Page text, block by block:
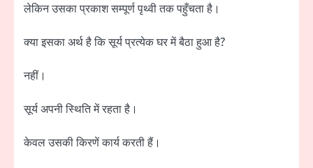
लेकिन उसका प्रकाश सम्पूर्ण पृथ्वी तक पहुँचता है।
क्या इसका अर्थ है कि सूर्य प्रत्येक घर में बैठा हुआ है?
नहीं।
सूर्य अपनी स्थिति में रहता है।
केवल उसकी किरणें कार्य करती हैं।